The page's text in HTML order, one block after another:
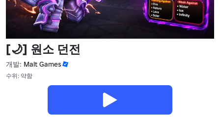
[🌙] 원소 던전
개발: Malt Games
수위: 약함